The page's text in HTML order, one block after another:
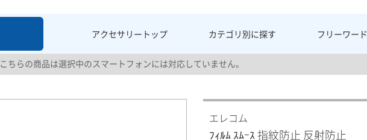
アクセサリー トップ カテゴリ別に探す フリーワード
こちらの商品は選択中のスマートフォンには対応していません。
エレコム
ﾌｨﾙﾑ ｽﾑｰｽ 指紋防止 反射防止